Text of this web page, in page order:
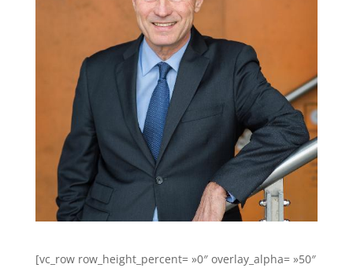
[vc_row row_height_percent= »0″ overlay_alpha= »50″